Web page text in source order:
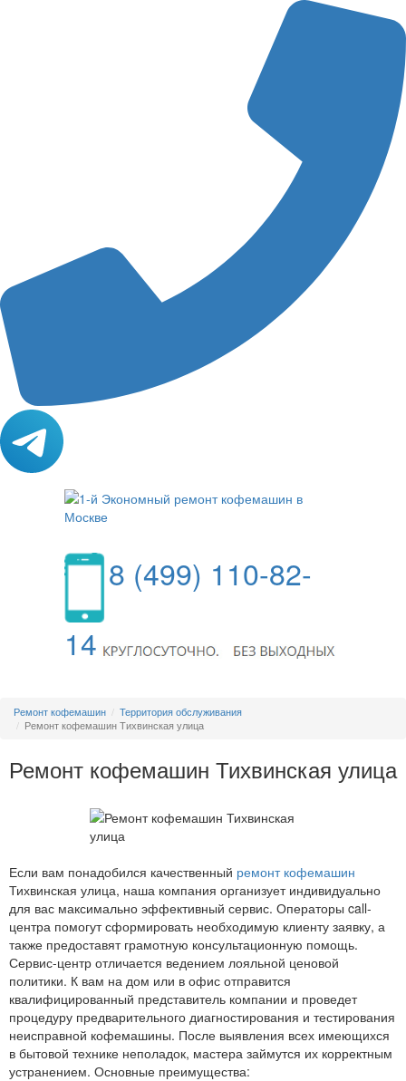
8 (499) 110-82-
14
Ремонт кофемашин
Территория обслуживания
Ремонт кофемашин Тихвинская улица
Ремонт кофемашин Тихвинская улица
Если вам понадобился качественный ремонт кофемашин
Тихвинская улица, наша компания организует индивидуально
для вас максимально эффективный сервис. Операторы call-
центра помогут сформировать необходимую клиенту заявку, а
также предоставят грамотную консультационную помощь.
Сервис-центр отличается ведением лояльной ценовой
политики. К вам на дом или в офис отправится
квалифицированный представитель компании и проведет
процедуру предварительного диагностирования и тестирования
неисправной кофемашины. После выявления всех имеющихся
в бытовой технике неполадок, мастера займутся их корректным
устранением. Основные преимущества: